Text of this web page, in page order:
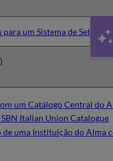
para um Sistema de Setor
um Catálogo Central do
Italian Union Catalogue
de uma Instituição do Alma